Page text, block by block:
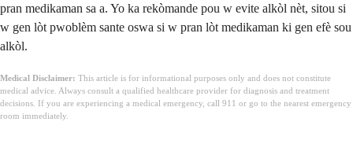
pran medikaman sa a. Yo ka rekòmande pou w evite alkòl nèt, sitou si
w gen lòt pwoblèm sante oswa si w pran lòt medikaman ki gen efè sou
alkòl.
Medical Disclaimer: This article is for informational purposes only and does not constitute
medical advice. Always consult a qualified healthcare provider for diagnosis and treatment
decisions. If you are experiencing a medical emergency, call 911 or go to the nearest emergency
room immediately.